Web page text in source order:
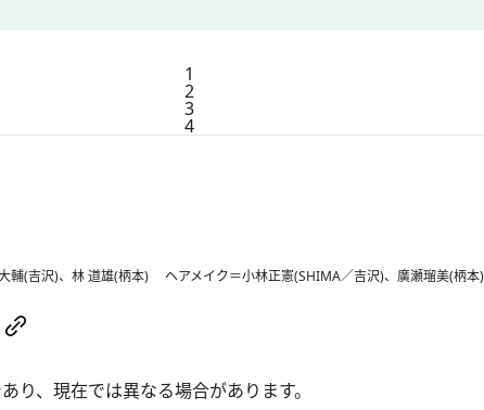
1
2
3
4
(吉沢)、林 道雄(柄本) ヘアメイク＝小林正憲(SHIMA／吉沢)、廣瀬瑠美(柄本)
、現在では異なる場合があります。